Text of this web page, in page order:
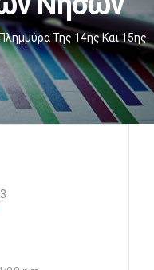
Της 14ης Και 15ης